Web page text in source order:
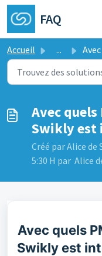
Passer au contenu
FAQ
Accueil ... Avec quels
Avec quels
Swikly est
Créé par Alice de
5:30 H par Alice
Avec quels
Swikly est